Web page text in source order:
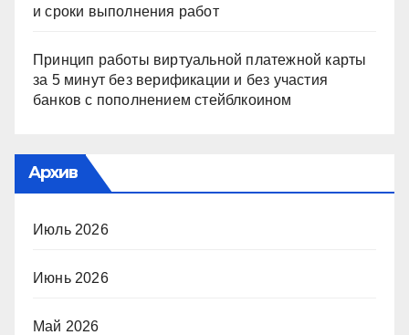
и сроки выполнения работ
Принцип работы виртуальной платежной карты
за 5 минут без верификации и без участия
банков с пополнением стейблкоином
Архив
Июль 2026
Июнь 2026
Май 2026